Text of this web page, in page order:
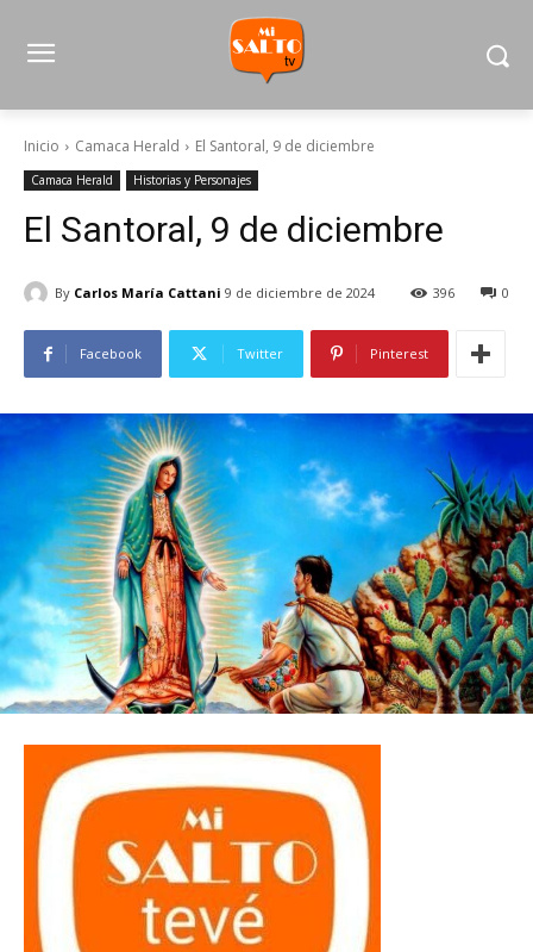
Inicio Camaca Herald El Santoral, 9 de diciembre
Camaca Herald Historias y Personajes
El Santoral, 9 de diciembre
By Carlos María Cattani 9 de diciembre de 2024 0
396
Facebook Twitter Pinterest